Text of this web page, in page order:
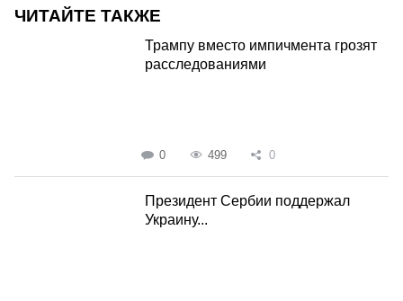
ЧИТАЙТЕ ТАКЖЕ
Трампу вместо импичмента грозят
расследованиями
0 499 0
Президент Сербии поддержал
Украину...